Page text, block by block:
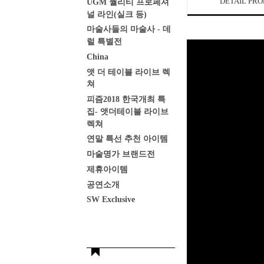
UGM 퀄리티 프로페셔
널 라인(실크 등)
마술사들의 마술사 - 데
럴 특별전
China
앳 더 테이블 라이브 렉
쳐
피즘2018 한국개최 특
집- 앳더테이블 라이브
렉쳐
연말 특선 추천 아이템
마술명가 브랜드전
제휴아이템
공연소개
SW Exclusive